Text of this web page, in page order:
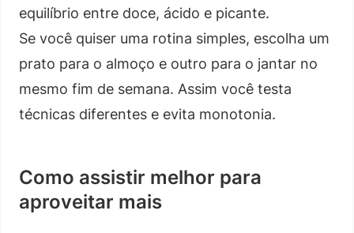
equilíbrio entre doce, ácido e picante.
Se você quiser uma rotina simples, escolha um
prato para o almoço e outro para o jantar no
mesmo fim de semana. Assim você testa
técnicas diferentes e evita monotonia.
Como assistir melhor para
aproveitar mais